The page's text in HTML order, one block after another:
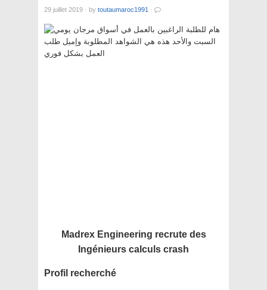
29 juillet 2019 · by toutaumaroc1991 ·
Madrex Engineering recrute des
Ingénieurs calculs crash
Profil recherché